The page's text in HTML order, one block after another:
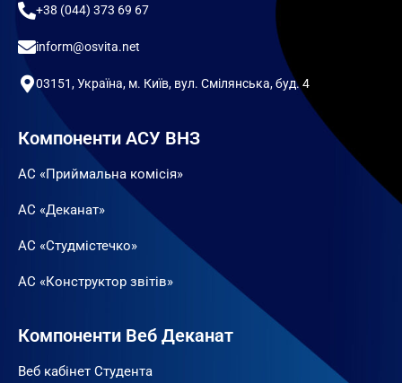
+38 (044) 373 69 67
inform@osvita.net
03151, Україна, м. Київ, вул. Смілянська, буд. 4
Компоненти АСУ ВНЗ
АС «Приймальна комісія»
АС «Деканат»
АС «Студмістечко»
АС «Конструктор звітів»
Компоненти Веб Деканат
Веб кабінет Студента